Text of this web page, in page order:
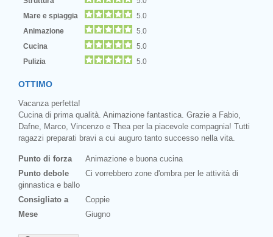
Mare e spiaggia
5.0
Animazione
5.0
Cucina
5.0
Pulizia
5.0
OTTIMO
Vacanza perfetta!
Cucina di prima qualità. Animazione fantastica. Grazie a Fabio,
Dafne, Marco, Vincenzo e Thea per la piacevole compagnia! Tutti
ragazzi preparati bravi a cui auguro tanto successo nella vita.
Punto di forza
Animazione e buona cucina
Punto debole
Ci vorrebbero zone d'ombra per le attività di
ginnastica e ballo
Consigliato a
Coppie
Mese
Giugno